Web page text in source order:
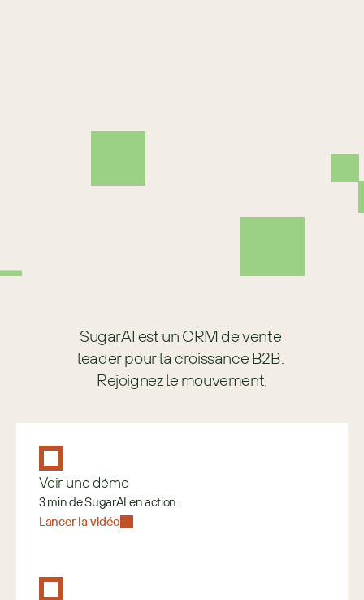
génération de professionnels de la vente
SugarAI est un CRM de vente
leader pour la croissance B2B.
Rejoignez le mouvement.
Voir une démo
3 min de SugarAI en action.
Lancer la vidéo